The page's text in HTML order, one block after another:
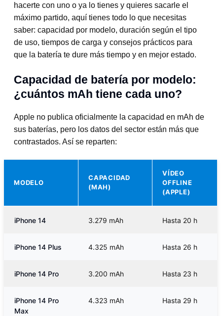
hacerte con uno o ya lo tienes y quieres sacarle el
máximo partido, aquí tienes todo lo que necesitas
saber: capacidad por modelo, duración según el tipo
de uso, tiempos de carga y consejos prácticos para
que la batería te dure más tiempo y en mejor estado.
Capacidad de batería por modelo:
¿cuántos mAh tiene cada uno?
Apple no publica oficialmente la capacidad en mAh de
sus baterías, pero los datos del sector están más que
contrastados. Así se reparten:
MODELO
CAPACIDAD
(MAH)
VÍDEO
OFFLINE
(APPLE)
iPhone 14 3.279 mAh Hasta 20 h
iPhone 14 Plus 4.325 mAh Hasta 26 h
iPhone 14 Pro 3.200 mAh Hasta 23 h
iPhone 14 Pro
Max
4.323 mAh Hasta 29 h